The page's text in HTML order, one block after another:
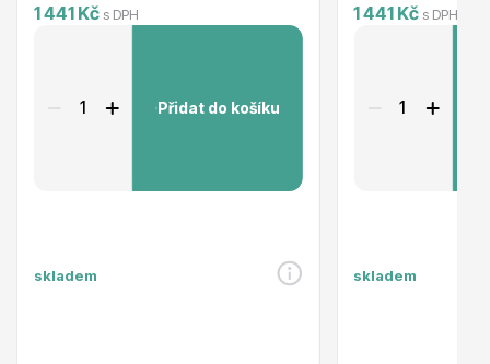
Popínavé rostliny
1 441 Kč s DPH
Přidat do košíku
skladem
1 441 Kč s DPH
skladem